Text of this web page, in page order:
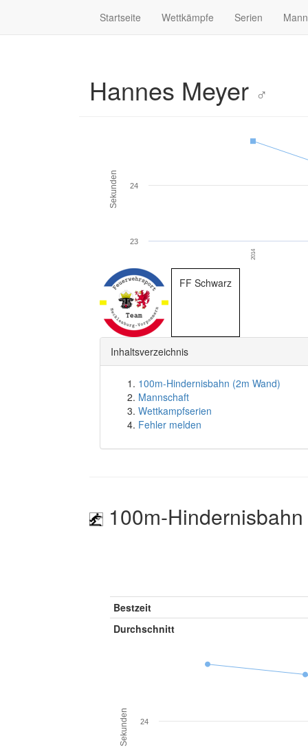
Startseite Wettkämpfe Serien
Hannes Meyer ♂
Sekunden
2014
23
24
FF Schwarz
Inhaltsverzeichnis
100m-Hindernisbahn (2m Wand)
Mannschaft
Wettkampfserien
Fehler melden
100m-
Bestzeit
Durchschnitt
Sekunden 24